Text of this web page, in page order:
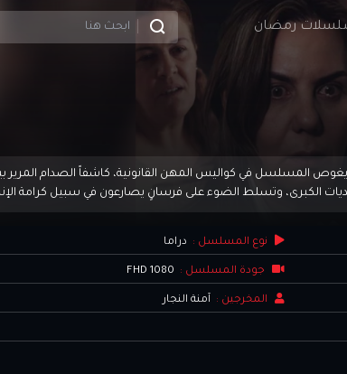
رمضان
المسلسل في كواليس المهن القانونية، كاشفاً الصدام المرير
الكبرى، وتسلط الضوء على فرسانٍ يصارعون في سبيل كرامة
نوع المسلسل : دراما
جودة المسلسل : 1080 FHD
المخرجين : آمنة النجار